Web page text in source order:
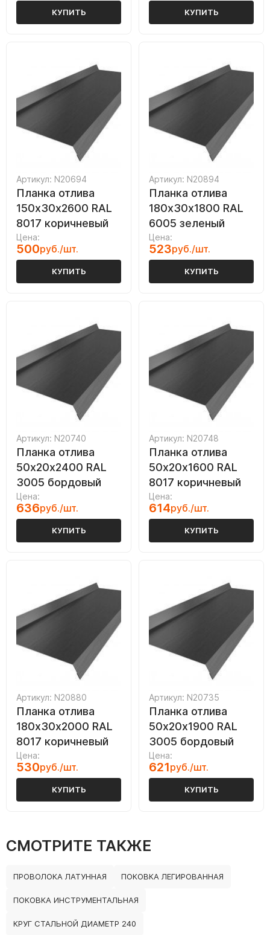
КУПИТЬ КУПИТЬ
Артикул: N20694
Планка отлива
150х30х2600 RAL
8017 коричневый
Цена:
500руб./шт.
КУПИТЬ
Артикул: N20894
Планка отлива
180х30х1800 RAL
6005 зеленый
Цена:
523руб./шт.
КУПИТЬ
Артикул: N20740
Планка отлива
50х20х2400 RAL
3005 бордовый
Цена:
636руб./шт.
КУПИТЬ
Артикул: N20748
Планка отлива
50х20х1600 RAL
8017 коричневый
Цена:
614руб./шт.
КУПИТЬ
Артикул: N20880
Планка отлива
180х30х2000 RAL
8017 коричневый
Цена:
530руб./шт.
КУПИТЬ
Артикул: N20735
Планка отлива
50х20х1900 RAL
3005 бордовый
Цена:
621руб./шт.
КУПИТЬ
СМОТРИТЕ ТАКЖЕ
ПРОВОЛОКА ЛАТУННАЯ ПОКОВКА ЛЕГИРОВАННАЯ
ПОКОВКА ИНСТРУМЕНТАЛЬНАЯ
КРУГ СТАЛЬНОЙ ДИАМЕТР 240